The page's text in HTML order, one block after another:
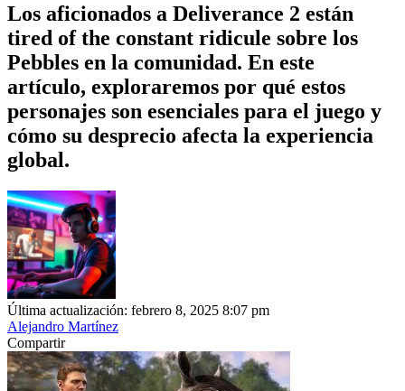
Los aficionados a Deliverance 2 están
tired of the constant ridicule sobre los
Pebbles en la comunidad. En este
artículo, exploraremos por qué estos
personajes son esenciales para el juego y
cómo su desprecio afecta la experiencia
global.
Última actualización: febrero 8, 2025 8:07 pm
Alejandro Martínez
Compartir